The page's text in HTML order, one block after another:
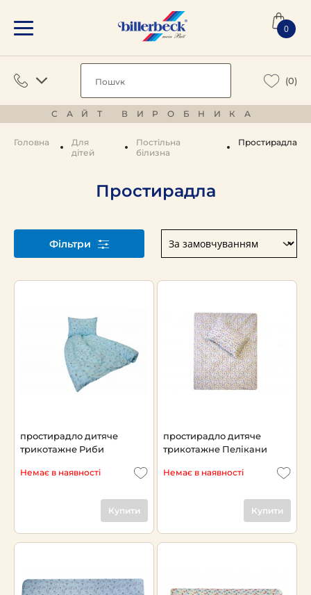
0
(0)
САЙТ ВИРОБНИКА
Головна
Для
дітей
Постільна
білизна
Простирадла
Простирадла
Фільтри
простирадло дитяче
трикотажне Риби
Немає в наявності
Купити
простирадло дитяче
трикотажне Пелікани
Немає в наявності
Купити